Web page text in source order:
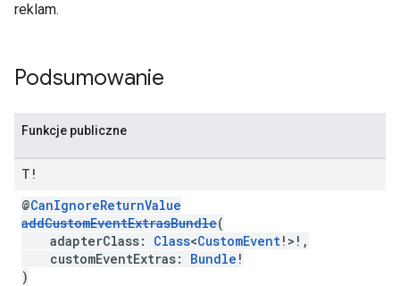
reklam.
Podsumowanie
Funkcje publiczne
T!
@CanIgnoreReturnValue
addCustomEventExtrasBundle(
adapterClass: Class<CustomEvent!>!,
customEventExtras: Bundle !
)